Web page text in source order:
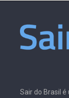
Sair do Brasil